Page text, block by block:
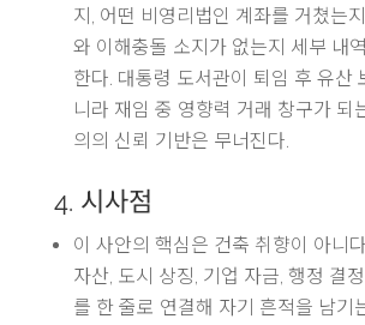
지, 어떤 비영리법인 계좌를 거쳤는
와 이해충돌 소지가 없는지 세부 내
한다. 대통령 도서관이 퇴임 후 유산
니라 재임 중 영향력 거래 창구가 되
의의 신뢰 기반은 무너진다.
4. 시사점
이 사안의 핵심은 건축 취향이 아니
자산, 도시 상징, 기업 자금, 행정 결
를 한 줄로 연결해 자기 흔적을 남기